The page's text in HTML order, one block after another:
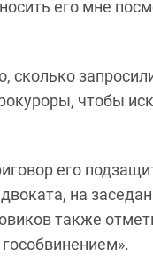
его мне
сколько
чтобы
его
на
также